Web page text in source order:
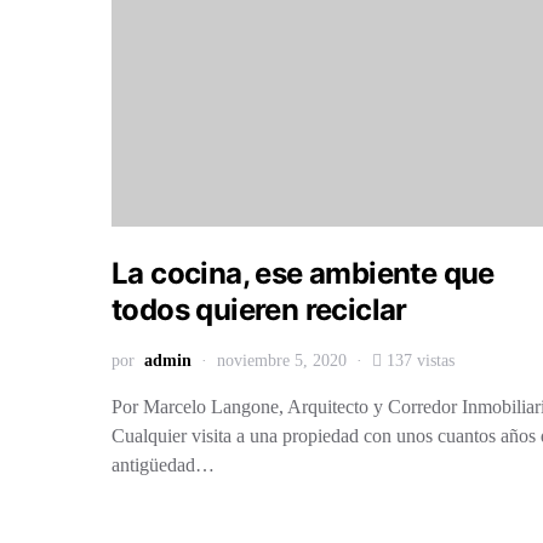
La cocina, ese ambiente que
todos quieren reciclar
por admin noviembre 5, 2020 137 vistas
Por Marcelo Langone, Arquitecto y Corredor
Cualquier visita a una propiedad con unos cuantos años
antigüedad…